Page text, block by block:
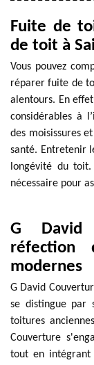
Fuite de
de toit à
Vous pouvez
réparer fuite de
alentours. En
considérables à
des moisissures
santé. Entretenir
longévité du
nécessaire pour
G David
réfection
modernes
G David
se distingue par
toitures
Couverture
tout en intégrant